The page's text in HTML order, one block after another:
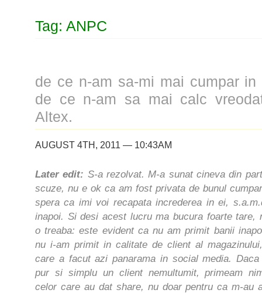
Tag: ANPC
de ce n-am sa-mi mai cumpar
de ce n-am sa mai calc
Altex.
AUGUST 4TH, 2011 — 10:43AM
Later edit: S-a rezolvat. M-a sunat cineva din
scuze, nu e ok ca am fost privata de bunul
spera ca imi voi recapata increderea in ei,
inapoi. Si desi acest lucru ma bucura foarte tare,
o treaba: este evident ca nu am primit banii
nu i-am primit in calitate de client al
care a facut azi panarama in social media.
pur si simplu un client nemultumit, primeam
celor care au dat share, nu doar pentru ca m-au